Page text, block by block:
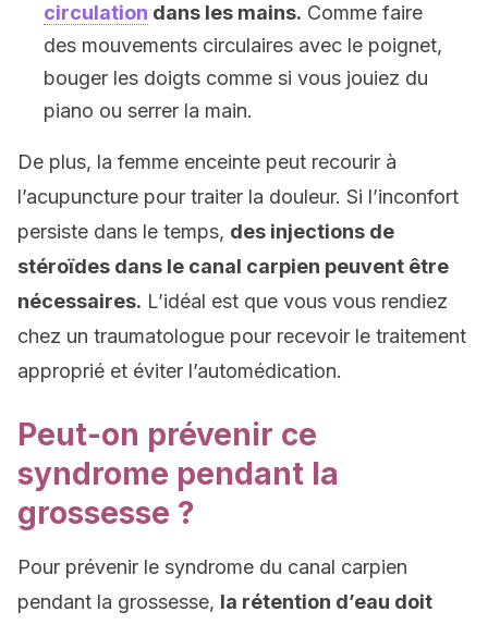
circulation dans les mains. Comme faire
des mouvements circulaires avec le poignet,
bouger les doigts comme si vous jouiez du
piano ou serrer la main.
De plus, la femme enceinte peut recourir à
l’acupuncture pour traiter la douleur. Si l’inconfort
persiste dans le temps, des injections de
stéroïdes dans le canal carpien peuvent être
nécessaires. L’idéal est que vous vous rendiez
chez un traumatologue pour recevoir le traitement
approprié et éviter l’automédication.
Peut-on prévenir ce
syndrome pendant la
grossesse ?
Pour prévenir le syndrome du canal carpien
pendant la grossesse, la rétention d’eau doit